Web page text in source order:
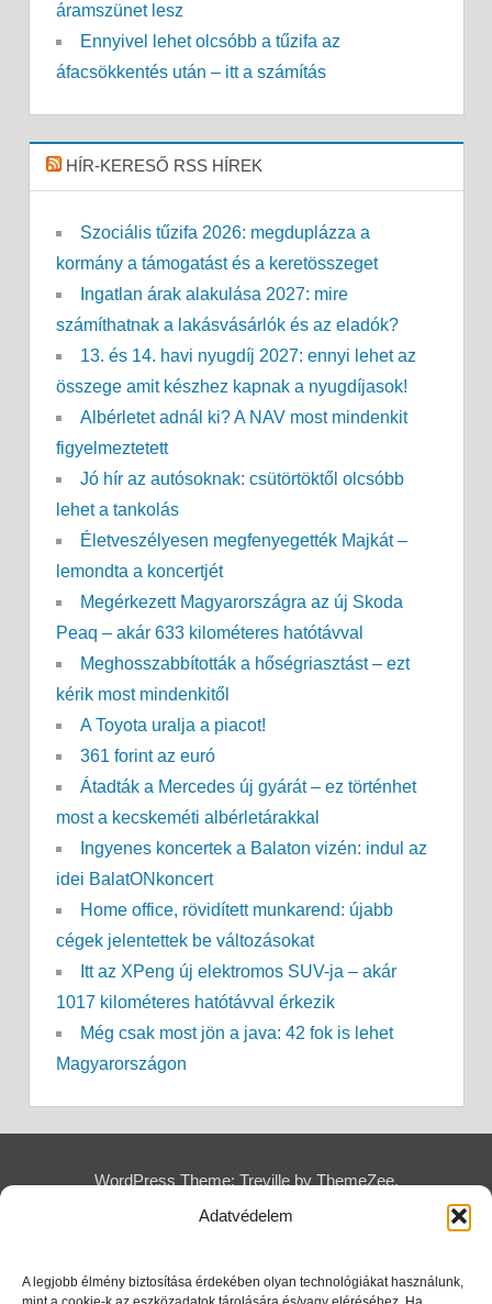
Adatvédelem
A legjobb élmény biztosítása érdekében olyan technológiákat használunk,
áramszünet lesz
Ennyivel lehet olcsóbb a tűzifa az
áfacsökkentés után – itt a számítás
HÍR-KERESŐ RSS HÍREK
Szociális tűzifa 2026: megduplázza a
kormány a támogatást és a keretösszeget
Ingatlan árak alakulása 2027: mire
számíthatnak a lakásvásárlók és az eladók?
13. és 14. havi nyugdíj 2027: ennyi lehet az
összege amit készhez kapnak a nyugdíjasok!
Albérletet adnál ki? A NAV most mindenkit
figyelmeztetett
Jó hír az autósoknak: csütörtöktől olcsóbb
lehet a tankolás
Életveszélyesen megfenyegették Majkát –
lemondta a koncertjét
Megérkezett Magyarországra az új Skoda
Peaq – akár 633 kilométeres hatótávval
Meghosszabbították a hőségriasztást – ezt
kérik most mindenkitől
A Toyota uralja a piacot!
361 forint az euró
Átadták a Mercedes új gyárát – ez történhet
most a kecskeméti albérletárakkal
Ingyenes koncertek a Balaton vizén: indul az
idei BalatONkoncert
Home office, rövidített munkarend: újabb
cégek jelentettek be változásokat
Itt az XPeng új elektromos SUV-ja – akár
1017 kilométeres hatótávval érkezik
Még csak most jön a java: 42 fok is lehet
Magyarországon
WordPress Theme: Treville by ThemeZee.